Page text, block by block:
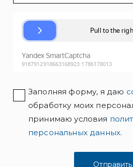
Заполняя форму, я даю
обработку моих
принимаю условия
персональных данных.